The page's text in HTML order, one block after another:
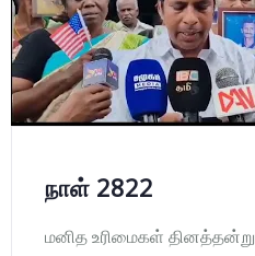
நாள் 2822
மனித உரிமைகள்